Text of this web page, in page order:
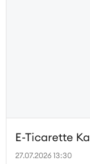
E-Ticarette
27.07.2026 13:30